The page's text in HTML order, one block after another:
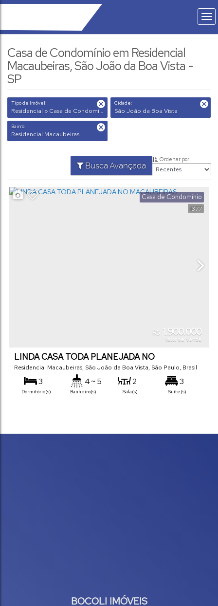
Casa de Condomínio em Residencial
Macaubeiras, São João da Boa Vista -
SP
Tipo de Imóvel:
Residencial » Casa de Condomínio
Cidade:
São João da Boa Vista
Bairro:
Residencial Macaubeiras
Busca Avançada
Ordenar por:
1377
Casa de Condomínio
R$ 1.900.000
Valor de Venda
LINDA CASA TODA PLANEJADA NO
MACAUBEIRAS
Residencial Macaubeiras, São João da Boa Vista, São Paulo, Brasil
3
Dormitório(s)
4 ~ 5
Banheiro(s)
2
Sala(s)
3
Suíte(s)
BOCOLI IMÓVEIS